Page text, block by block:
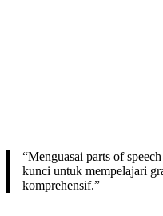
“Menguasai parts of
kunci untuk mempelajari
komprehensif.”